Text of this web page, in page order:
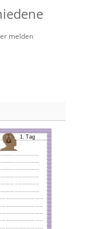
melden
1. Tag